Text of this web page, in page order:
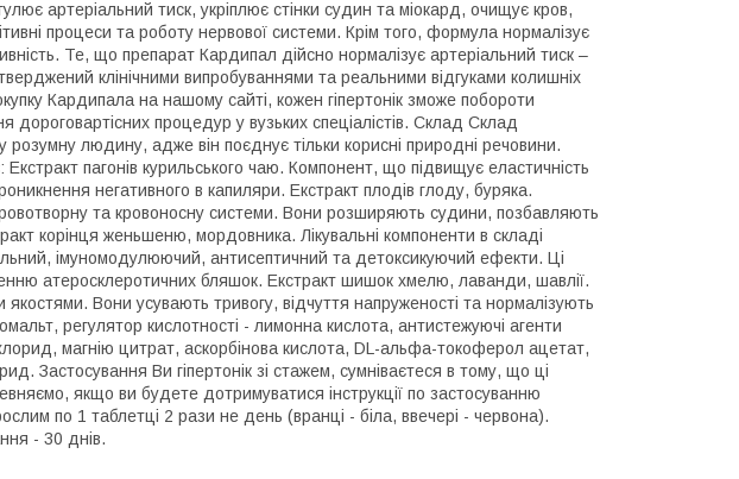
артеріальний тиск, укріплює стінки судин та міокард, очищує кров,
процеси та роботу нервової системи. Крім того, формула нормалізує
Те, що препарат Кардипал дійсно нормалізує артеріальний тиск –
клінічними випробуваннями та реальними відгуками колишніх
Кардипала на нашому сайті, кожен гіпертонік зможе побороти
дороговартісних процедур у вузьких спеціалістів. Склад Склад
людину, адже він поєднує тільки корисні природні речовини.
пагонів курильського чаю. Компонент, що підвищує еластичність
негативного в капиляри. Екстракт плодів глоду, буряка.
та кровоносну системи. Вони розширяють судини, позбавляють
корінця женьшеню, мордовника. Лікувальні компоненти в складі
імуномодулюючий, антисептичний та детоксикуючий ефекти. Ці
атеросклеротичних бляшок. Екстракт шишок хмелю, лаванди, шавлії.
Вони усувають тривогу, відчуття напруженості та нормалізують
регулятор кислотності - лимонна кислота, антистежуючі агенти
магнію цитрат, аскорбінова кислота, DL-альфа-токоферол ацетат,
Застосування Ви гіпертонік зі стажем, сумніваєтеся в тому, що ці
якщо ви будете дотримуватися інструкції по застосуванню
по 1 таблетці 2 рази не день (вранці - біла, ввечері - червона).
- 30 днів.